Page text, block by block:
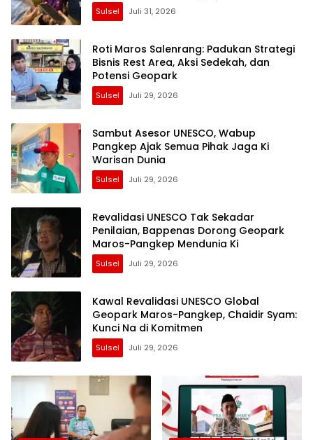
Sulsel Juli 31, 2026
Roti Maros Salenrang: Padukan Strategi
Bisnis Rest Area, Aksi Sedekah, dan
Potensi Geopark
Sulsel Juli 29, 2026
Sambut Asesor UNESCO, Wabup
Pangkep Ajak Semua Pihak Jaga Ki
Warisan Dunia
Sulsel Juli 29, 2026
Revalidasi UNESCO Tak Sekadar
Penilaian, Bappenas Dorong Geopark
Maros-Pangkep Mendunia Ki
Sulsel Juli 29, 2026
Kawal Revalidasi UNESCO Global
Geopark Maros-Pangkep, Chaidir Syam:
Kunci Na di Komitmen
Sulsel Juli 29, 2026